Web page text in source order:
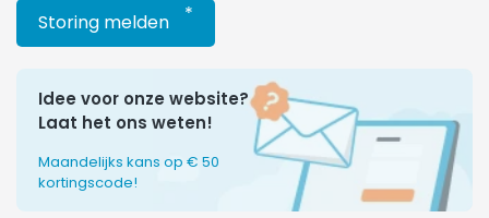
Storing melden *
Idee voor onze website?
Laat het ons weten!
Maandelijks kans op € 50
kortingscode!